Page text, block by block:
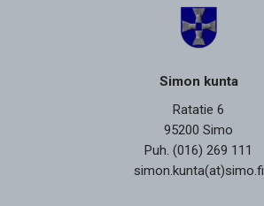
Simon kunta
Ratatie 6
95200 Simo
Puh. (016) 269 111
simon.kunta(at)simo.fi